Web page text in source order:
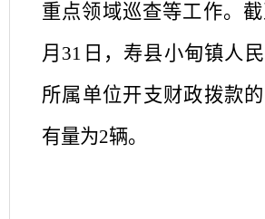
重点领域巡查等工作。
月31日， 寿县小甸镇人
所属单位开支财政拨款
有量为2辆。